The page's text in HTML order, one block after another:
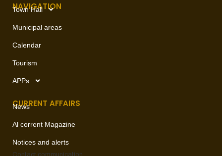
NAVIGATION
Town Hall
Municipal areas
Calendar
Tourism
APPs
CURRENT AFFAIRS
News
Al corrent Magazine
Notices and alerts
Contact communication